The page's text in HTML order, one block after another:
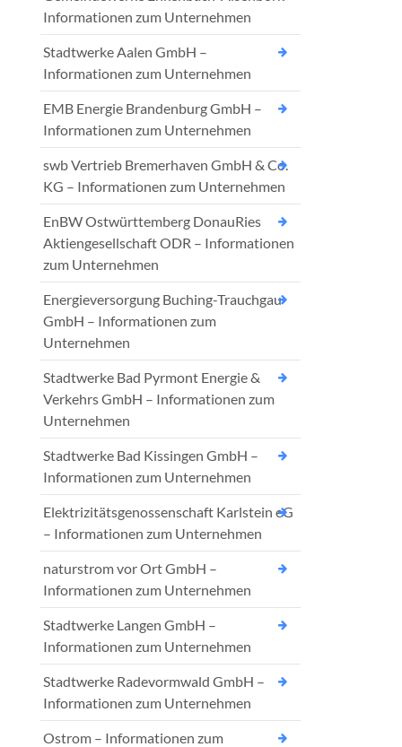
Informationen zum Unternehmen
Stadtwerke Aalen GmbH –
Informationen zum Unternehmen
EMB Energie Brandenburg GmbH –
Informationen zum Unternehmen
swb Vertrieb Bremerhaven GmbH & Co.
KG – Informationen zum Unternehmen
EnBW Ostwürttemberg DonauRies
Aktiengesellschaft ODR – Informationen
zum Unternehmen
Energieversorgung Buching-Trauchgau
GmbH – Informationen zum
Unternehmen
Stadtwerke Bad Pyrmont Energie &
Verkehrs GmbH – Informationen zum
Unternehmen
Stadtwerke Bad Kissingen GmbH –
Informationen zum Unternehmen
Elektrizitätsgenossenschaft Karlstein eG
– Informationen zum Unternehmen
naturstrom vor Ort GmbH –
Informationen zum Unternehmen
Stadtwerke Langen GmbH –
Informationen zum Unternehmen
Stadtwerke Radevormwald GmbH –
Informationen zum Unternehmen
Ostrom – Informationen zum